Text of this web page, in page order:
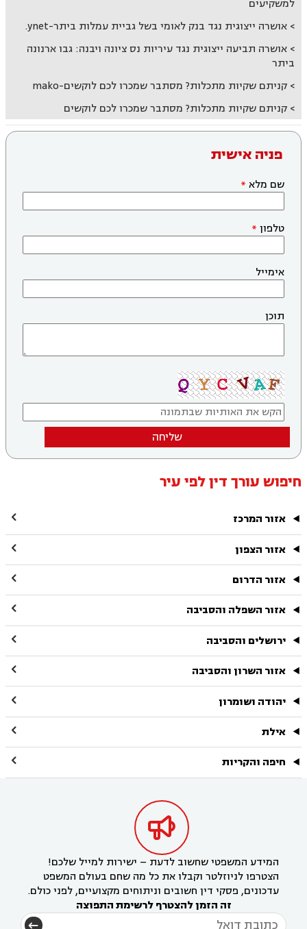
למשקיעים
אושרה ייצוגית נגד בנק לאומי בשל גביית עמלות ביתר-ynet.
אושרה תביעה ייצוגית נגד עיריות נס ציונה ויבנה: גבו ארנונה
ביתר
קניתם שקיות מתכלות? מסתבר שמכרו לכם לוקשים-mako
קניתם שקיות מתכלות? מסתבר שמכרו לכם לוקשים
פניה אישית
שם מלא
טלפון
אימייל
תוכן
שליחה
חיפוש עורך דין לפי עיר
אזור המרכז 
אזור הצפון 
אזור הדרום 
אזור השפלה והסביבה 
ירושלים והסביבה 
אזור השרון והסביבה 
יהודה ושומרון 
אילת 
חיפה והקריות 

המידע המשפטי שחשוב לדעת – ישירות למייל שלכם!
הצטרפו לניוזלטר וקבלו את כל מה שחם בעולם המשפט
עדכונים, פסקי דין חשובים וניתוחים מקצועיים, לפני כולם.
זה הזמן להצטרף לרשימת התפוצה